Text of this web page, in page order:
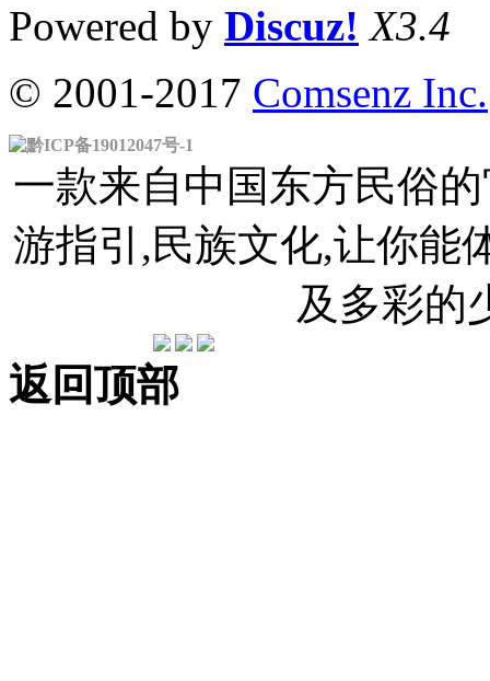
Powered by Discuz! X3.4
© 2001-2017 Comsenz Inc.
黔ICP备19012047号-1
一款来自中国东方民俗
游指引,民族文化,让你能
及多彩的
返回顶部